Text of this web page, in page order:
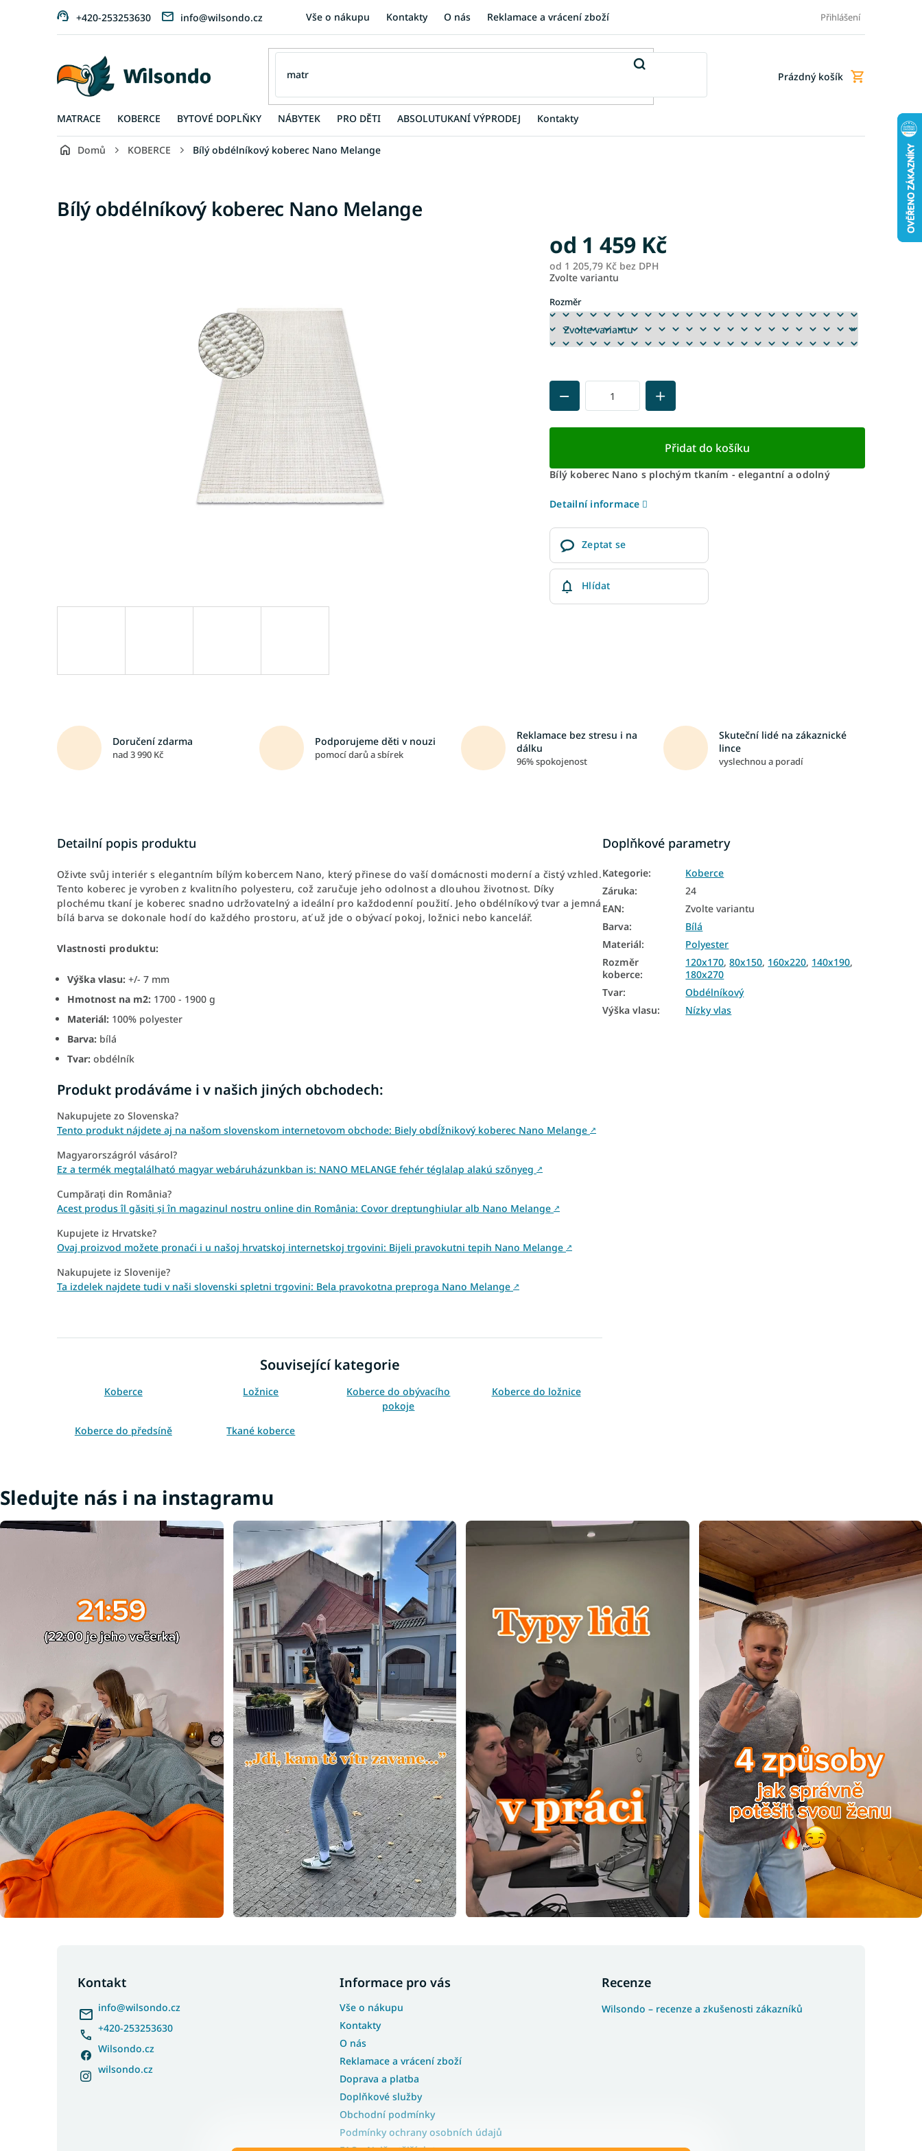
+420-253253630 info@wilsondo.cz Vše o nákupu Kontakty O nás Reklamace a vrácení zboží Obchodní podmínky
Přihlášení
Nákupní
Prázdný košík
MATRACE KOBERCE BYTOVÉ DOPLŇKY NÁBYTEK PRO DĚTI ABSOLUTUKANÍ VÝPRODEJ Kontakty
Domů KOBERCE Bílý obdélníkový koberec Nano Melange
Bílý obdélníkový koberec Nano Melange
od 1 459 Kč
od 1 205,79 Kč bez DPH
Zvolte variantu
Rozměr
Přidat do košíku
Bílý koberec Nano s plochým tkaním - elegantní a odolný
Detailní informace
Zeptat se
Hlídat
Doručení zdarma
nad 3 990 Kč
Podporujeme děti v nouzi
pomocí darů a sbírek
Reklamace bez stresu i na
dálku
96% spokojenost
Skuteční lidé na zákaznické
lince
vyslechnou a poradí
Detailní popis produktu
Oživte svůj interiér s elegantním bílým kobercem Nano, který přinese do vaší domácnosti moderní a čistý vzhled.
Tento koberec je vyroben z kvalitního polyesteru, což zaručuje jeho odolnost a dlouhou životnost. Díky
plochému tkaní je koberec snadno udržovatelný a ideální pro každodenní použití. Jeho obdélníkový tvar a jemná
bílá barva se dokonale hodí do každého prostoru, ať už jde o obývací pokoj, ložnici nebo kancelář.
Vlastnosti produktu:
Výška vlasu: +/- 7 mm
Hmotnost na m2: 1700 - 1900 g
Materiál: 100% polyester
Barva: bílá
Tvar: obdélník
Produkt prodáváme i v našich jiných obchodech:
Nakupujete zo Slovenska?
Tento produkt nájdete aj na našom slovenskom internetovom obchode: Biely obdĺžnikový koberec Nano Melange ↗
Magyarországról vásárol?
Ez a termék megtalálható magyar webáruházunkban is: NANO MELANGE fehér téglalap alakú szőnyeg ↗
Cumpărați din România?
Acest produs îl găsiți și în magazinul nostru online din România: Covor dreptunghiular alb Nano Melange ↗
Kupujete iz Hrvatske?
Ovaj proizvod možete pronaći i u našoj hrvatskoj internetskoj trgovini: Bijeli pravokutni tepih Nano Melange ↗
Nakupujete iz Slovenije?
Ta izdelek najdete tudi v naši slovenski spletni trgovini: Bela pravokotna preproga Nano Melange ↗
Související kategorie
Koberce Ložnice
Koberce do obývacího
pokoje
Koberce do ložnice
Koberce do předsíně Tkané koberce
Doplňkové parametry
Kategorie:
Koberce
Záruka:
24
EAN:
Zvolte variantu
Barva:
Bílá
Materiál:
Polyester
Rozměr
koberce:
120x170,80x150, 160x220, 140x190,
180x270
Tvar:
Obdélníkový
Výška vlasu: Nízky vlas
Sledujte nás i na instagramu
Kontakt
info@wilsondo.cz
+420-253253630
Wilsondo.cz
wilsondo.cz
Informace pro vás
Vše o nákupu
Kontakty
O nás
Reklamace a vrácení zboží
Doprava a platba
Doplňkové služby
Obchodní podmínky
Podmínky ochrany osobních údajů
Recenze
Wilsondo – recenze a zkušenosti zákazníků